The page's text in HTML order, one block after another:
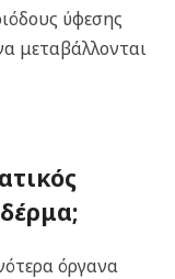
ύφεσης
μεταβάλλονται
όργανα